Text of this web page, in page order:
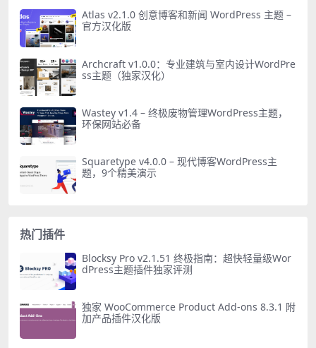
Atlas v2.1.0 创意博客和新闻 WordPress 主题 –
官方汉化版
Archcraft v1.0.0：专业建筑与室内设计WordPre
ss主题（独家汉化）
Wastey v1.4 – 终极废物管理WordPress主题，
环保网站必备
Squaretype v4.0.0 – 现代博客WordPress主
题，9个精美演示
热门插件
Blocksy Pro v2.1.51 终极指南：超快轻量级Wor
dPress主题插件独家评测
独家 WooCommerce Product Add-ons 8.3.1 附
加产品插件汉化版